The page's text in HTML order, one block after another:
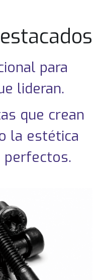
para
lideran.
que crean
la estética
perfectos.